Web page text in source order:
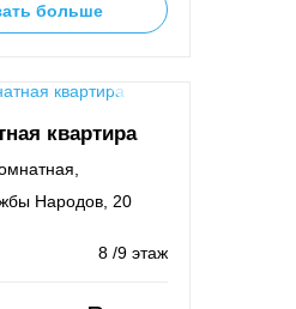
больше
квартира
Народов, 20
8 /9 этаж